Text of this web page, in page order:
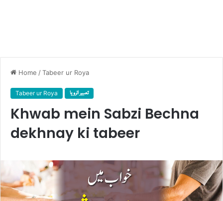
Home /Tabeer ur Roya
Tabeer ur Roya تعبیر الرویا
Khwab mein Sabzi Bechna
dekhnay ki tabeer